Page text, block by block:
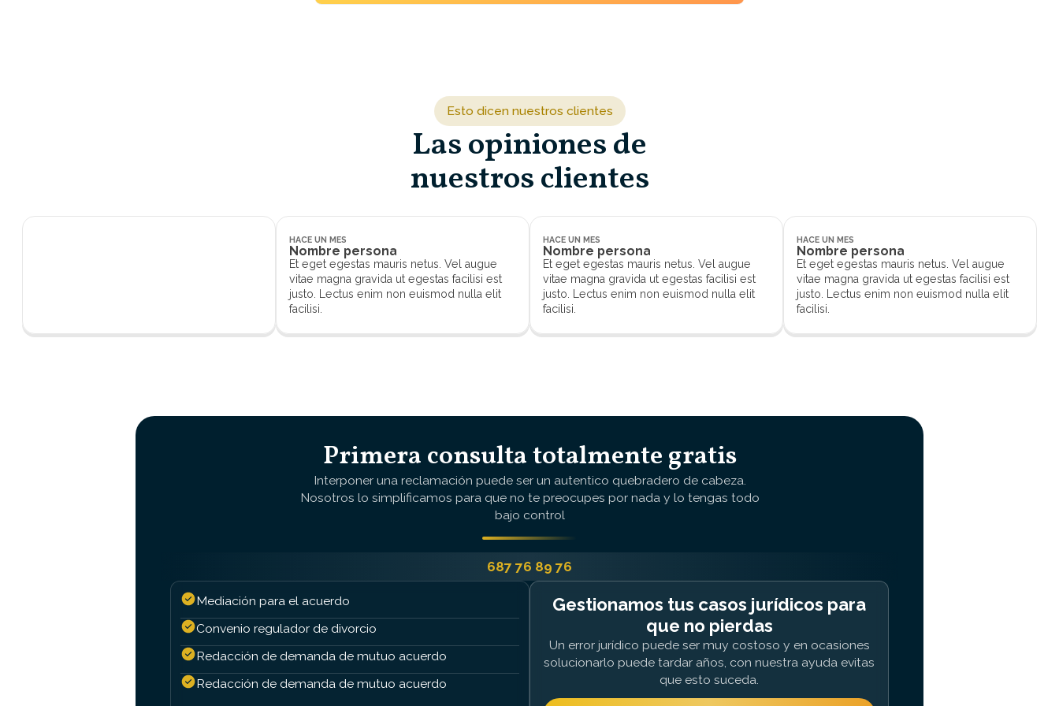
Esto dicen nuestros clientes
Las opiniones de
nuestros clientes
HACE UN MES
Nombre persona
Et eget egestas mauris netus. Vel augue
vitae magna gravida ut egestas facilisi est
justo. Lectus enim non euismod nulla elit
facilisi.
HACE UN MES
Nombre persona
Et eget egestas mauris netus. Vel augue
vitae magna gravida ut egestas facilisi est
justo. Lectus enim non euismod nulla elit
facilisi.
HACE UN MES
Nombre persona
Et eget egestas mauris netus. Vel augue
vitae magna gravida ut egestas facilisi est
justo. Lectus enim non euismod nulla elit
facilisi.
Primera consulta totalmente gratis
Interponer una reclamación puede ser un autentico quebradero de cabeza.
Nosotros lo simplificamos para que no te preocupes por nada y lo tengas todo
bajo control
687 76 89 76
Mediación para el acuerdo
Convenio regulador de divorcio
Redacción de demanda de mutuo acuerdo
Redacción de demanda de mutuo acuerdo
Gestionamos tus casos jurídicos para
que no pierdas
Un error jurídico puede ser muy costoso y en ocasiones
solucionarlo puede tardar años, con nuestra ayuda evitas
que esto suceda.